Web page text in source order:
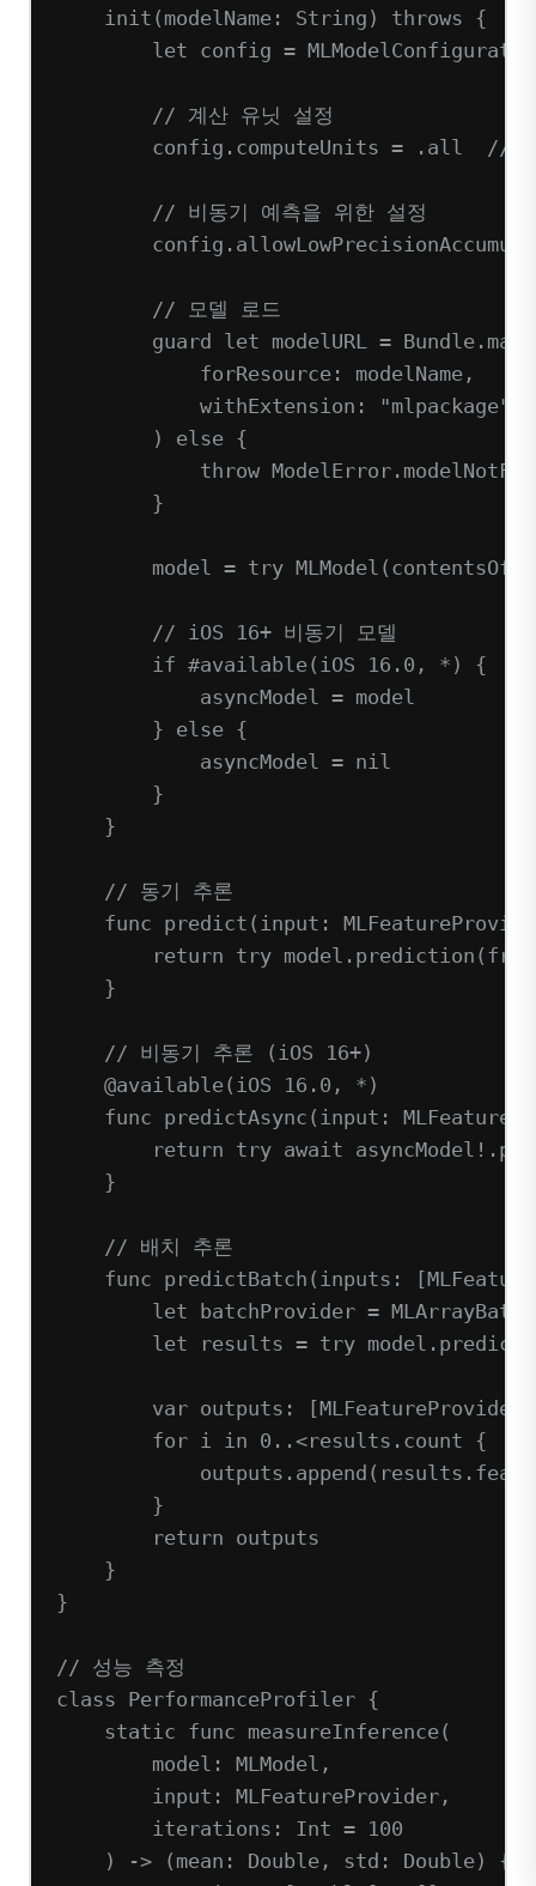
init ( modelName : String ) throws {
let config =
// 계산 유닛 설정
config.computeUnits = .all //
// 비동기 예측을 위한 설정
// 모델 로드
guard let modelURL =
forResource : modelName,
withExtension : "mlpackage"
) else {
throw
}
model = try MLModel ( contentsOf
// iOS 16+ 비동기 모델
if #available( iOS 16.0 , * ) {
asyncModel = model
} else {
asyncModel = nil
}
}
// 동기 추론
func predict ( input :
return try model. prediction ( from
}
// 비동기 추론 (iOS 16+)
@available( iOS 16.0 , * )
func predictAsync ( input :
return try await asyncModel ! .
}
// 배치 추론
func predictBatch ( inputs :
let batchProvider =
let results = try model.
var outputs:
for i in 0 ..<results. count {
outputs. append (results.
}
return outputs
}
}
// 성능 측정
class PerformanceProfiler {
static func measureInference(
model : MLModel,
input : MLFeatureProvider,
iterations : Int = 100
)
-> (mean: Double , std: Double) {